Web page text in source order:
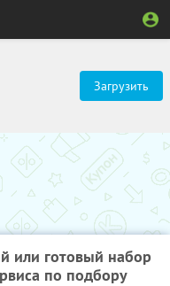
Загрузить
или готовый набор
по подбору